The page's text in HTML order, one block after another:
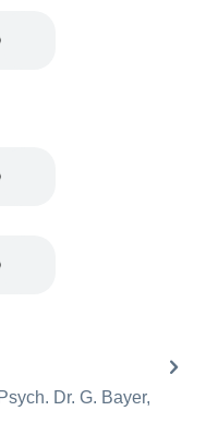
Dr. G. Bayer,